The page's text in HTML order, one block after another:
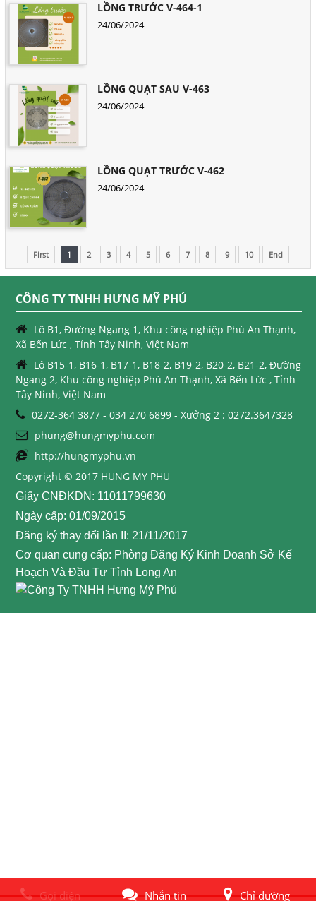
LỒNG TRƯỚC V-464-1
24/06/2024
LỒNG QUẠT SAU V-463
24/06/2024
LỒNG QUẠT TRƯỚC V-462
24/06/2024
First 1 2 3 4 5 6 7 8 9 10 End
CÔNG TY TNHH HƯNG MỸ PHÚ
Lô B1, Đường Ngang 1, Khu công nghiệp Phú An Thạnh,
Xã Bến Lức , Tỉnh Tây Ninh, Việt Nam
Lô B15-1, B16-1, B17-1, B18-2, B19-2, B20-2, B21-2, Đường
Ngang 2, Khu công nghiệp Phú An Thạnh, Xã Bến Lức , Tỉnh
Tây Ninh, Việt Nam
0272-364 3877 - 034 270 6899 - Xưởng 2 : 0272.3647328
phung@hungmyphu.com
http://hungmyphu.vn
Copyright © 2017 HUNG MY PHU
Giấy CNĐKDN: 11011799630
Ngày cấp: 01/09/2015
Đăng ký thay đổi lần II: 21/11/2017
Cơ quan cung cấp: Phòng Đăng Ký Kinh Doanh Sở Kế
Hoạch Và Đầu Tư Tỉnh Long An
Gọi điện Nhắn tin Chỉ đường